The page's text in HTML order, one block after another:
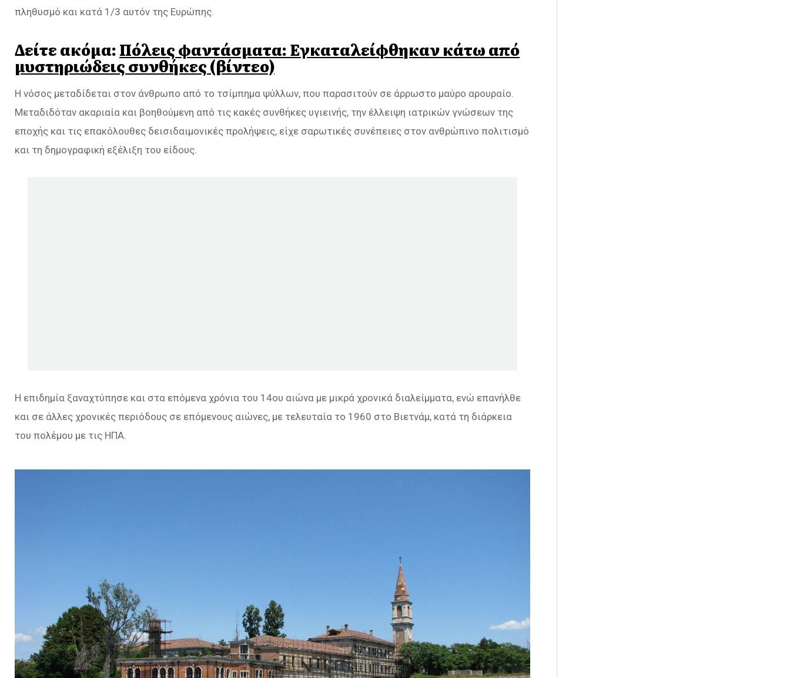
πληθυσμό και κατά 1/3 αυτόν της Ευρώπης.
Δείτε ακόμα:Πόλεις φαντάσματα: Εγκαταλείφθηκαν κάτω από
μυστηριώδεις συνθήκες (βίντεο)
Η νόσος μεταδίδεται στον άνθρωπο από το τσίμπημα ψύλλων, που παρασιτούν σε άρρωστο μαύρο αρουραίο.
Μεταδιδόταν ακαριαία και βοηθούμενη από τις κακές συνθήκες υγιεινής, την έλλειψη ιατρικών γνώσεων της
εποχής και τις επακόλουθες δεισιδαιμονικές προλήψεις, είχε σαρωτικές συνέπειες στον ανθρώπινο πολιτισμό
και τη δημογραφική εξέλιξη του είδους.
Η επιδημία ξαναχτύπησε και στα επόμενα χρόνια του 14ου αιώνα με μικρά χρονικά διαλείμματα, ενώ επανήλθε
και σε άλλες χρονικές περιόδους σε επόμενους αιώνες, με τελευταία το 1960 στο Βιετνάμ, κατά τη διάρκεια
του πολέμου με τις ΗΠΑ.